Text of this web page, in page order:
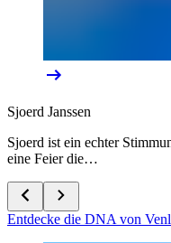
Sjoerd Janssen
Sjoerd ist ein echter
eine Feier die…
Entdecke die DNA von